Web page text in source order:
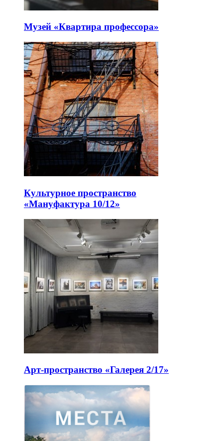
Музей «Квартира профессора»
Культурное пространство
«Мануфактура 10/12»
Арт-пространство «Галерея 2/17»